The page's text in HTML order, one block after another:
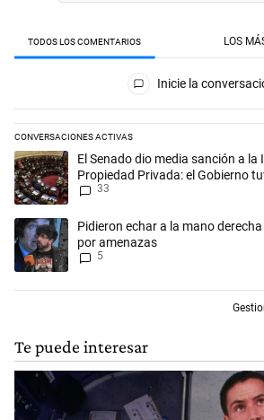
TODOS LOS COMENTARIOS LOS
Inicie la
CONVERSACIONES ACTIVAS
Este listado muestra los artículos con más
Un artículo de tendencia con el título "El
El Senado dio media sanción a la
Propiedad Privada: el Gobierno
del Manejo del Fuego
33
Un artículo de tendencia con el título
Pidieron echar a la mano
por amenazas
5